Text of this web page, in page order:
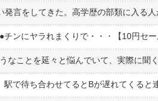
言をしてきた。高学歴の部類に入る
ンにヤラれまくりで・・・【10円セー